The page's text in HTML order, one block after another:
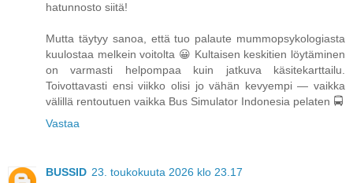
hatunnosto siitä!
Mutta täytyy sanoa, että tuo palaute mummopsykologiasta
kuulostaa melkein voitolta 😀 Kultaisen keskitien löytäminen
on varmasti helpompaa kuin jatkuva käsitekarttailu.
Toivottavasti ensi viikko olisi jo vähän kevyempi — vaikka
välillä rentoutuen vaikka Bus Simulator Indonesia pelaten 🚍
Vastaa
BUSSID 23. toukokuuta 2026 klo 23.17